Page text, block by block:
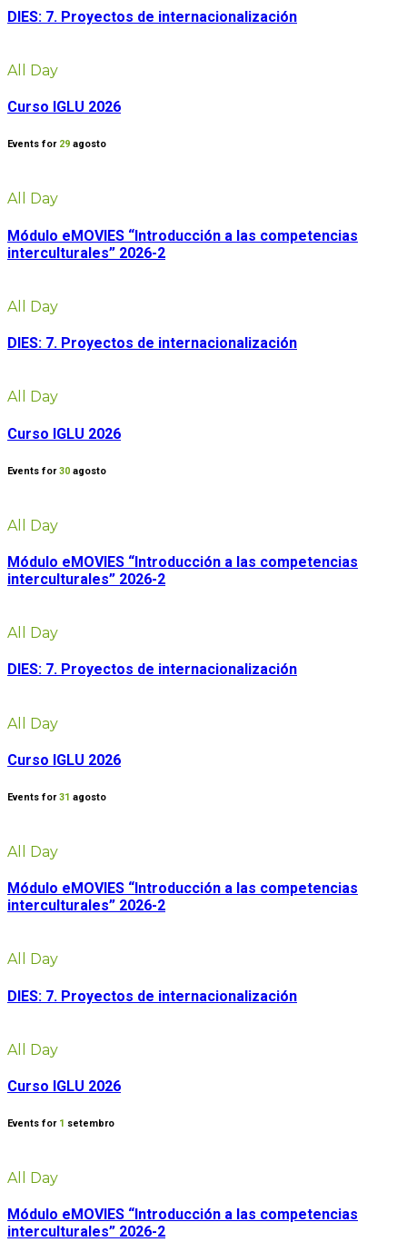
DIES: 7. Proyectos de internacionalización
All Day
Curso IGLU 2026
Events for 29 agosto
All Day
Módulo eMOVIES “Introducción a las competencias
interculturales” 2026-2
All Day
DIES: 7. Proyectos de internacionalización
All Day
Curso IGLU 2026
Events for30 agosto
All Day
Módulo eMOVIES “Introducción a las competencias
interculturales” 2026-2
All Day
DIES: 7. Proyectos de internacionalización
All Day
Curso IGLU 2026
Events for31 agosto
All Day
Módulo eMOVIES “Introducción a las competencias
interculturales” 2026-2
All Day
DIES: 7. Proyectos de internacionalización
All Day
Curso IGLU 2026
Events for 1 setembro
All Day
Módulo eMOVIES “Introducción a las competencias
interculturales” 2026-2